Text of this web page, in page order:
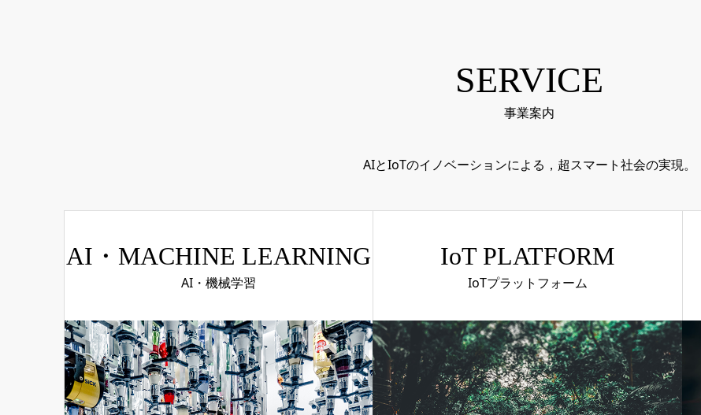
SERVICE
事業案内
AIとIoTのイノベーションによる，超スマート社会の実現。
AI・MACHINE LEARNING
AI・機械学習
IoT PLATFORM
IoTプラットフォーム